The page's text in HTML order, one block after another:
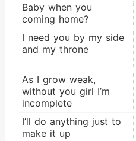
Baby when you
coming home?
I need you by my side
and my throne
As I grow weak,
without you girl I’m
incomplete
I’ll do anything just to
make it up